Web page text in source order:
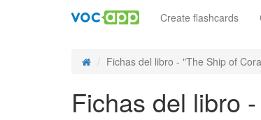
Create flashcards
Fichas del libro - "The Ship of
Fichas del libro